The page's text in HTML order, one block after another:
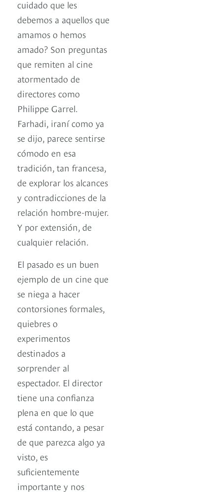
cuidado que les
debemos a aquellos que
amamos o hemos
amado? Son preguntas
que remiten al cine
atormentado de
directores como
Philippe Garrel.
Farhadi, iraní como ya
se dijo, parece sentirse
cómodo en esa
tradición, tan francesa,
de explorar los alcances
y contradicciones de la
relación hombre-mujer.
Y por extensión, de
cualquier relación.
El pasado es un buen
ejemplo de un cine que
se niega a hacer
contorsiones formales,
quiebres o
experimentos
destinados a
sorprender al
espectador. El director
tiene una confianza
plena en que lo que
está contando, a pesar
de que parezca algo ya
visto, es
suficientemente
importante y nos